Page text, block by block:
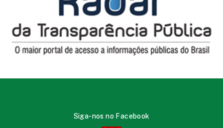
Siga-nos no Facebook